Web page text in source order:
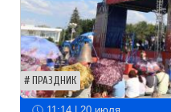
ПРАЗДНИК